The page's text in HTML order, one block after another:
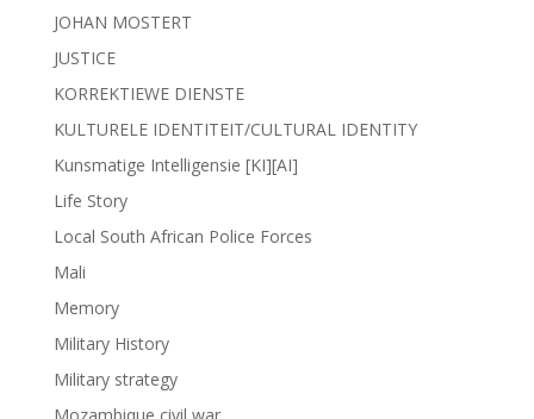
JOHAN MOSTERT
JUSTICE
KORREKTIEWE DIENSTE
KULTURELE IDENTITEIT/CULTURAL IDENTITY
Kunsmatige Intelligensie [KI][AI]
Life Story
Local South African Police Forces
Mali
Memory
Military History
Military strategy